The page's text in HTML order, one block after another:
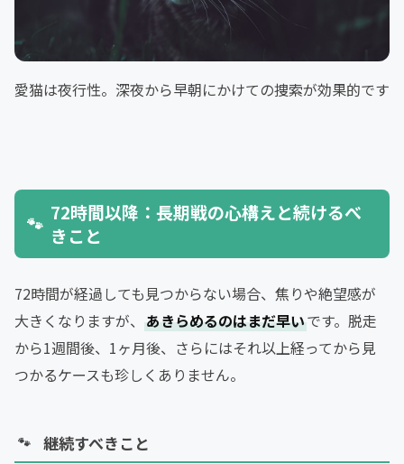
愛猫は夜行性。深夜から早朝にかけての捜索が効果的です
72時間以降：長期戦の心構えと続けるべ
きこと
72時間が経過しても見つからない場合、焦りや絶望感が
大きくなりますが、 あきらめるのはまだ早いです。脱走
から1週間後、1ヶ月後、さらにはそれ以上経ってから見
つかるケースも珍しくありません。
継続すべきこと